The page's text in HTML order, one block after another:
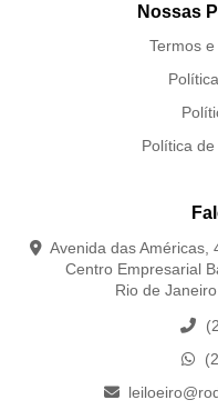
Nossas
Termos
Política
Avenida das Américas,
Centro Empresarial
Rio de